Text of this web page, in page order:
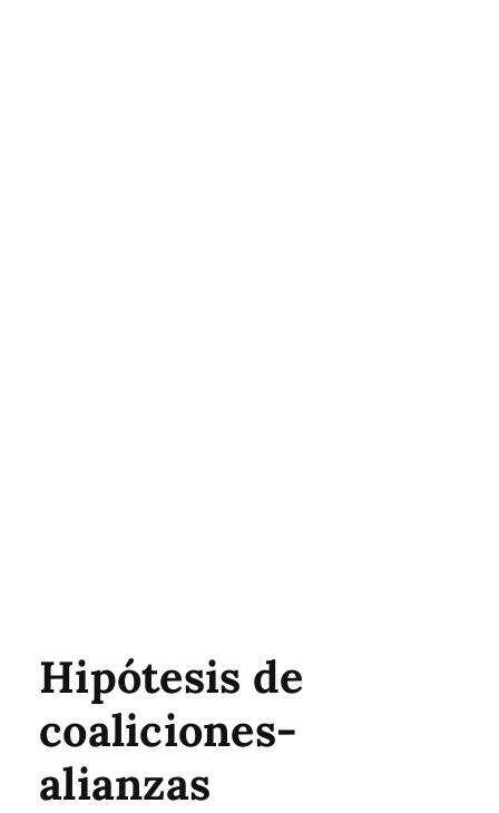
Hipótesis de
coaliciones-
alianzas